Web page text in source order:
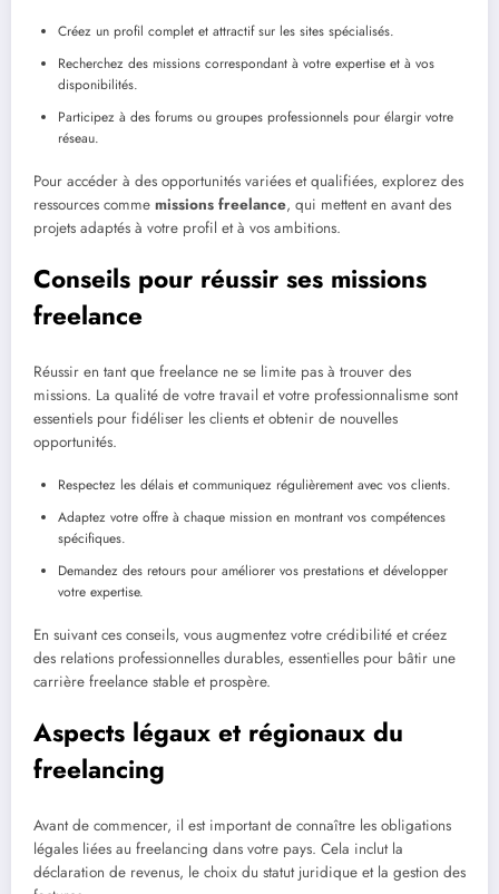
Créez un profil complet et attractif sur les sites spécialisés.
Recherchez des missions correspondant à votre expertise et à vos
disponibilités.
Participez à des forums ou groupes professionnels pour élargir votre
réseau.
Pour accéder à des opportunités variées et qualifiées, explorez des
ressources comme missions freelance, qui mettent en avant des
projets adaptés à votre profil et à vos ambitions.
Conseils pour réussir ses missions
freelance
Réussir en tant que freelance ne se limite pas à trouver des
missions. La qualité de votre travail et votre professionnalisme sont
essentiels pour fidéliser les clients et obtenir de nouvelles
opportunités.
Respectez les délais et communiquez régulièrement avec vos clients.
Adaptez votre offre à chaque mission en montrant vos compétences
spécifiques.
Demandez des retours pour améliorer vos prestations et développer
votre expertise.
En suivant ces conseils, vous augmentez votre crédibilité et créez
des relations professionnelles durables, essentielles pour bâtir une
carrière freelance stable et prospère.
Aspects légaux et régionaux du
freelancing
Avant de commencer, il est important de connaître les obligations
légales liées au freelancing dans votre pays. Cela inclut la
déclaration de revenus, le choix du statut juridique et la gestion des